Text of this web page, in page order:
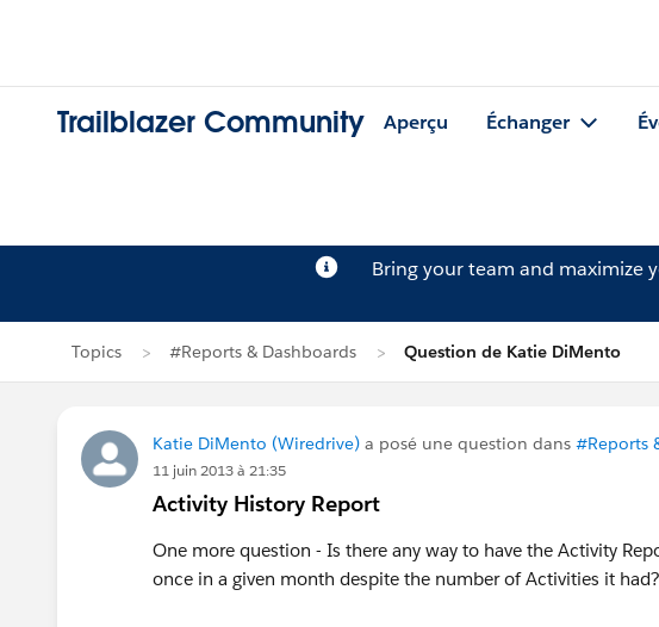
Trailblazer Community Aperçu Échanger
Bring your team and maximize
Topics #Reports & Dashboards Question de Katie DiMento
Katie DiMento (Wiredrive) a posé une question dans #Reports
11 juin 2013 à 21:35
Activity History Report
One more question - Is there any way to have the Activity
once in a given month despite the number of Activities it had?